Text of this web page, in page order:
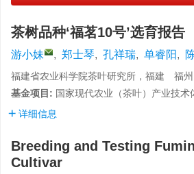
茶树品种‘福茗10号’选育报告
游小妹 , 郑士琴, 孔祥瑞, 单睿阳,
福建省农业科学院茶叶研究所，福建 福
基金项目: 国家现代农业（茶叶）产业技术
详细信息
Breeding and Testing
Cultivar